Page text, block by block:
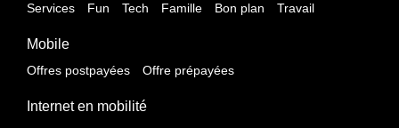
Services Fun Tech Famille Bon plan Travail
Mobile
Offres postpayées Offre prépayées
Internet en mobilité